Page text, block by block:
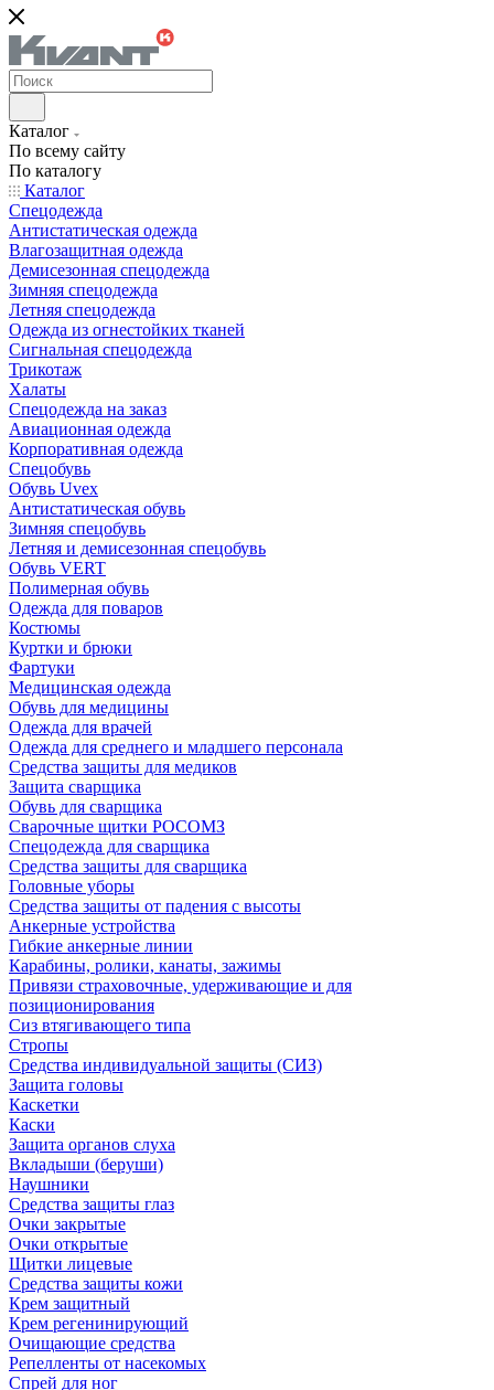
Каталог
По всему сайту
По каталогу
Каталог
Спецодежда
Антистатическая одежда
Влагозащитная одежда
Демисезонная спецодежда
Зимняя спецодежда
Летняя спецодежда
Одежда из огнестойких тканей
Сигнальная спецодежда
Трикотаж
Халаты
Спецодежда на заказ
Авиационная одежда
Корпоративная одежда
Спецобувь
Обувь Uvex
Антистатическая обувь
Зимняя спецобувь
Летняя и демисезонная спецобувь
Обувь VERT
Полимерная обувь
Одежда для поваров
Костюмы
Куртки и брюки
Фартуки
Медицинская одежда
Обувь для медицины
Одежда для врачей
Одежда для среднего и младшего персонала
Средства защиты для медиков
Защита сварщика
Обувь для сварщика
Сварочные щитки РОСОМЗ
Спецодежда для сварщика
Средства защиты для сварщика
Головные уборы
Средства защиты от падения с высоты
Анкерные устройства
Гибкие анкерные линии
Карабины, ролики, канаты, зажимы
Привязи страховочные, удерживающие и для
позиционирования
Сиз втягивающего типа
Стропы
Средства индивидуальной защиты (СИЗ)
Защита головы
Каскетки
Каски
Защита органов слуха
Вкладыши (беруши)
Наушники
Средства защиты глаз
Очки закрытые
Очки открытые
Щитки лицевые
Средства защиты кожи
Крем защитный
Крем регенинирующий
Очищающие средства
Репелленты от насекомых
Спрей для ног